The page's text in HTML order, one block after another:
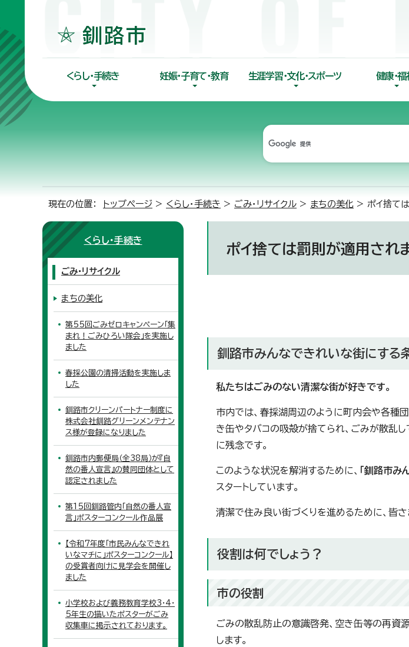
くらし・手続き 妊娠・子育て・教育 生涯学習・文化・スポーツ 健康・福
現在の位置： トップページ > くらし・手続き > ごみ・リサイクル > まちの美化 > ポイ捨て
ポイ捨ては罰則が適用され
釧路市みんなできれいな街にする
私たちはごみのない清潔な街が好きです。
市内では、春採湖周辺のように町内会や各種
き缶やタバコの吸殻が捨てられ、ごみが散乱
に残念です。
このような状況を解消するために、 「釧路市
スタートしています。
清潔で住み良い街づくりを進めるために、皆さ
役割は何でしょう？
市の役割
ごみの散乱防止の意識啓発、空き缶等の再資
します。
くらし・手続き
ごみ・リサイクル
まちの美化
第55回ごみゼロキャンペーン「集
まれ！ごみひろい隊会」を実施し
ました
春採公園の清掃活動を実施しま
した
釧路市クリーンパートナー制度に
株式会社釧路グリーンメンテナン
ス様が登録になりました
釧路市内郵便局（全38局）が『自
然の番人宣言』の賛同団体として
認定されました
第15回釧路管内「自然の番人宣
言」ポスターコンクール作品展
【令和7年度「市民みんなできれ
いなマチに」ポスターコンクール】
の受賞者向けに見学会を開催し
ました
小学校および義務教育学校3・4・
5年生の描いたポスターがごみ
収集車に掲示されております。